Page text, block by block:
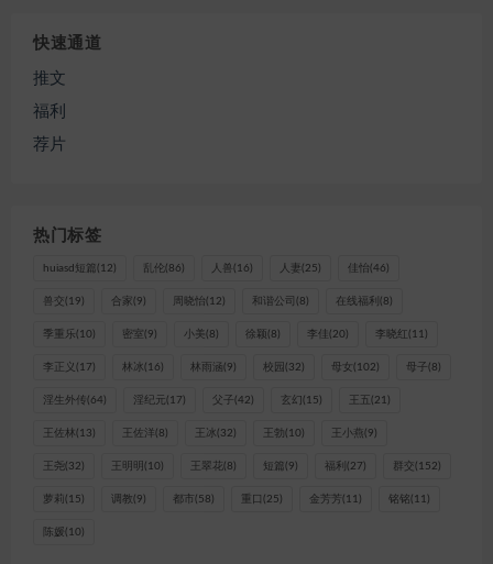
快速通道
推文
福利
荐片
热门标签
huiasd短篇 (12) 乱伦(86) 人兽 (16) 人妻(25) 佳怡(46)
兽交(19) 合家(9) 周晓怡(12) 和谐公司 (8) 在线福利 (8)
季重乐(10) 密室(9) 小美(8) 徐颖(8) 李佳(20) 李晓红(11)
李正义 (17) 林冰(16) 林雨涵(9) 校园 (32) 母女(102) 母子(8)
淫生外传 (64) 淫纪元(17) 父子(42) 玄幻 (15) 王五 (21)
王佐林(13) 王佐洋(8) 王冰(32) 王勃(10) 王小燕(9)
王尧(32) 王明明 (10) 王翠花(8) 短篇 (9) 福利 (27) 群交(152)
萝莉 (15) 调教(9) 都市(58) 重口 (25) 金芳芳(11) 铭铭(11)
陈媛(10)